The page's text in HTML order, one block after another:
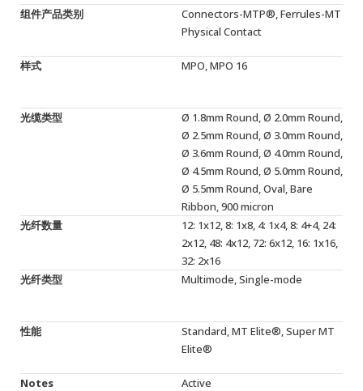
订阅
组件产品类别
Connectors-MTP®, Ferrules-MT
Physical Contact
样式 MPO, MPO 16
光缆类型
Ø 1.8mm Round, Ø 2.0mm Round,
Ø 2.5mm Round, Ø 3.0mm Round,
Ø 3.6mm Round, Ø 4.0mm Round,
Ø 4.5mm Round, Ø 5.0mm Round,
Ø 5.5mm Round, Oval, Bare
Ribbon, 900 micron
光纤数量
12: 1x12, 8: 1x8, 4: 1x4, 8: 4+4, 24:
2x12, 48: 4x12, 72: 6x12, 16: 1x16,
32: 2x16
光纤类型
Multimode, Single-mode
性能
Standard, MT Elite®, Super MT
Elite®
Notes Active